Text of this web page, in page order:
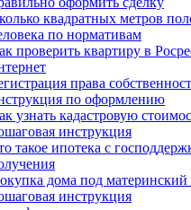
квадратных метров
по нормативам
проверить квартиру в
права
по оформлению
узнать кадастровую
инструкция
такое ипотека с
дома под
инструкция